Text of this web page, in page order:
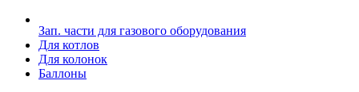
Зап. части для газового оборудования
Для котлов
Для колонок
Баллоны